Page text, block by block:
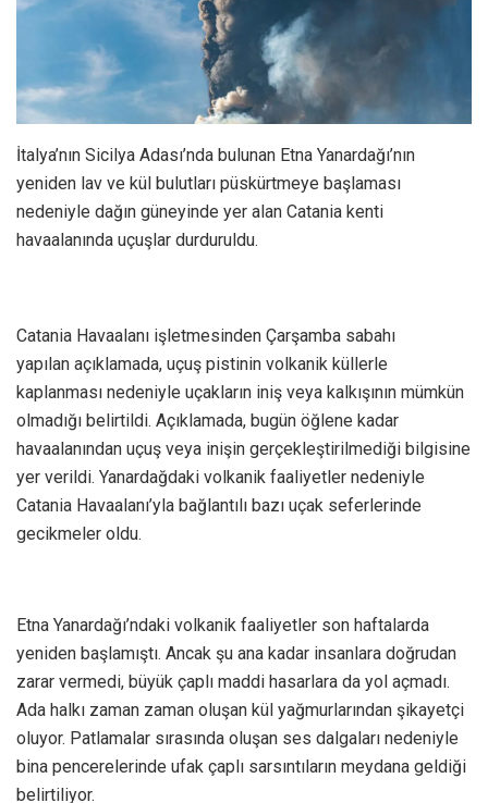
İtalya’nın Sicilya Adası’nda bulunan Etna Yanardağı’nın
yeniden lav ve kül bulutları püskürtmeye başlaması
nedeniyle dağın güneyinde yer alan Catania kenti
havaalanında uçuşlar durduruldu.
Catania Havaalanı işletmesinden Çarşamba sabahı
yapılan açıklamada, uçuş pistinin volkanik küllerle
kaplanması nedeniyle uçakların iniş veya kalkışının mümkün
olmadığı belirtildi. Açıklamada, bugün öğlene kadar
havaalanından uçuş veya inişin gerçekleştirilmediği bilgisine
yer verildi. Yanardağdaki volkanik faaliyetler nedeniyle
Catania Havaalanı’yla bağlantılı bazı uçak seferlerinde
gecikmeler oldu.
Etna Yanardağı’ndaki volkanik faaliyetler son haftalarda
yeniden başlamıştı. Ancak şu ana kadar insanlara doğrudan
zarar vermedi, büyük çaplı maddi hasarlara da yol açmadı.
Ada halkı zaman zaman oluşan kül yağmurlarından şikayetçi
oluyor. Patlamalar sırasında oluşan ses dalgaları nedeniyle
bina pencerelerinde ufak çaplı sarsıntıların meydana geldiği
belirtiliyor.